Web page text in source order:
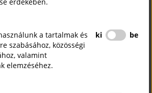
a tartalmak és
szabásához, közösségi
valamint
elemzéséhez.
ki be